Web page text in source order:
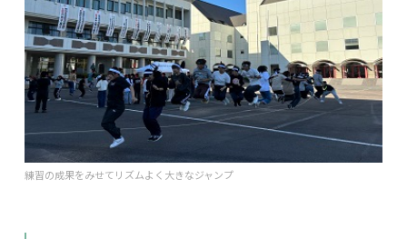
練習の成果をみせてリズムよく大きなジャンプ